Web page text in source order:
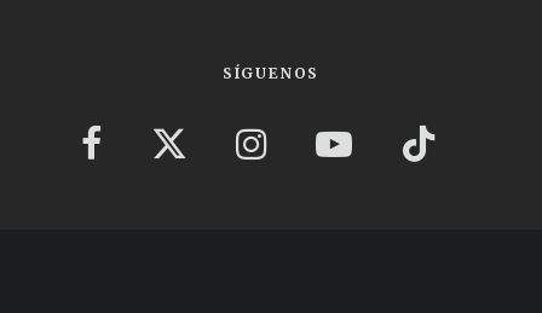
SÍGUENOS